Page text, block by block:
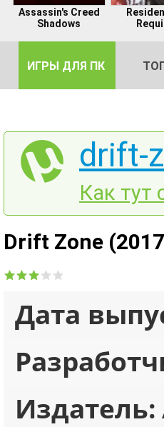
Assassin's Creed
Shadows
ИГРЫ ДЛЯ ПК
drift-
Как тут
Drift Zone
Дата
Издатель: